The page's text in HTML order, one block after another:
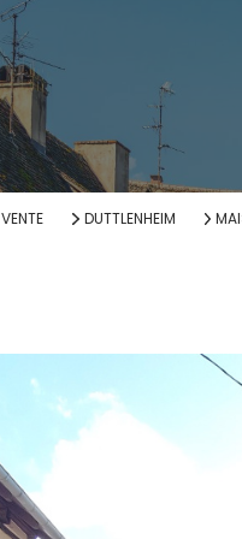
VENTE DUTTLENHEIM